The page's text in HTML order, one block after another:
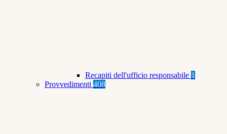
Recapiti dell'ufficio responsabile 1
Provvedimenti 408